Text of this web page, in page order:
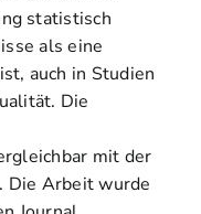
statistisch
als eine
auch in Studien
Die
mit der
Die Arbeit wurde